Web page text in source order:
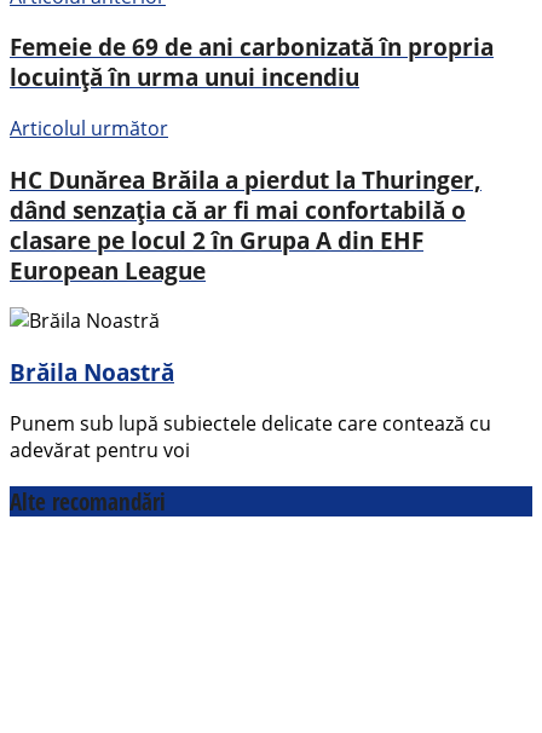
Femeie de 69 de ani carbonizată în propria
locuință în urma unui incendiu
Articolul următor
HC Dunărea Brăila a pierdut la Thuringer,
dând senzația că ar fi mai confortabilă o
clasare pe locul 2 în Grupa A din EHF
European League
Brăila Noastră
Punem sub lupă subiectele delicate care contează cu
adevărat pentru voi
Alte recomandări